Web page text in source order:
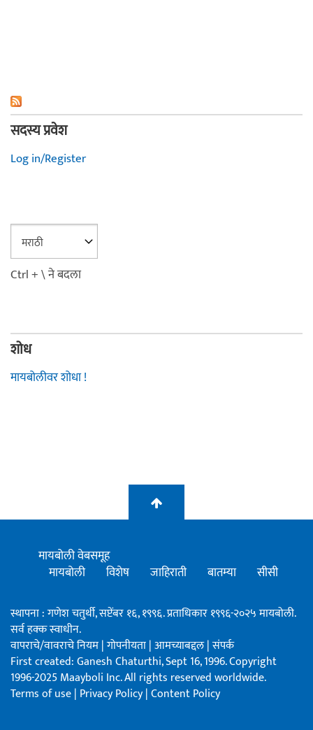
सदस्य प्रवेश
Log in/Register
Ctrl + \ ने बदला
शोध
मायबोलीवर शोधा !
मायबोली वेबसमूह
मायबोली
विशेष जाहिराती बातम्या सीसी
स्थापना : गणेश चतुर्थी, सप्टेंबर १६, १९९६. प्रताधिकार १९९६-२०२५ मायबोली.
सर्व हक्क स्वाधीन.
वापराचे/वावराचे नियम|गोपनीयता|आमच्याबद्दल|संपर्क
First created: Ganesh Chaturthi, Sept 16, 1996. Copyright
1996-2025 Maayboli Inc. All rights reserved worldwide.
Terms of use| Privacy Policy|Content Policy